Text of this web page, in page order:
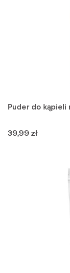
Puder do kąpieli
Cena
39,99 zł